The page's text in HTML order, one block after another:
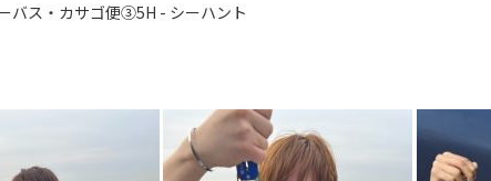
バス・カサゴ便③5H - シーハント